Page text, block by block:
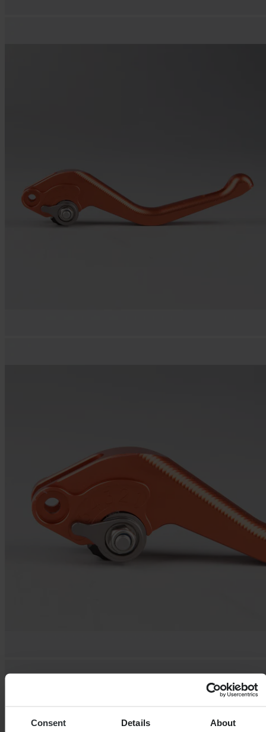
Consent Details About